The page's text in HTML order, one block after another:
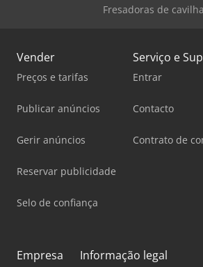
Fresadoras de
Vender
Preços e tarifas
Publicar anúncios
Gerir anúncios
Reservar publicidade
Selo de confiança
Serviço e
Entrar
Contacto
Contrato de
Empresa Informação legal